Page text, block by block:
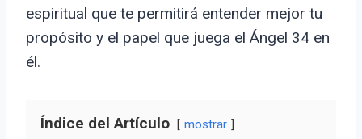
espiritual que te permitirá entender mejor tu
propósito y el papel que juega el Ángel 34 en
él.
Índice del Artículo mostrar